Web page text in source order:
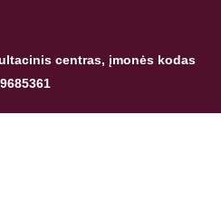
centras, įmonės kodas